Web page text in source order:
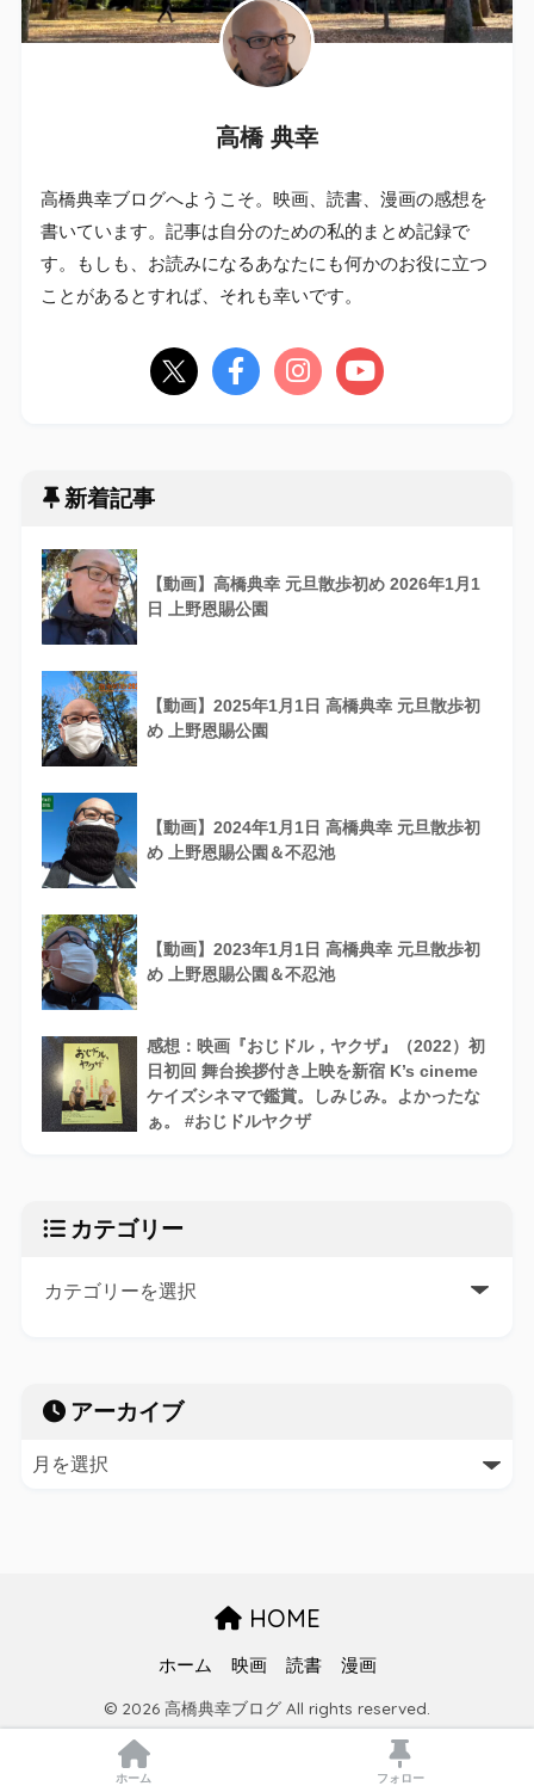
高橋 典幸
高橋典幸ブログへようこそ。映画、読書、漫画の感想を
書いています。記事は自分のための私的まとめ記録で
す。もしも、お読みになるあなたにも何かのお役に立つ
ことがあるとすれば、それも幸いです。
新着記事
【動画】高橋典幸 元旦散歩初め 2026年1月1
日 上野恩賜公園
【動画】2025年1月1日 高橋典幸 元旦散歩初
め 上野恩賜公園
【動画】2024年1月1日 高橋典幸 元旦散歩初
め 上野恩賜公園＆不忍池
【動画】2023年1月1日 高橋典幸 元旦散歩初
め 上野恩賜公園＆不忍池
感想：映画『おじドル，ヤクザ』（2022）初
日初回 舞台挨拶付き上映を新宿 K’s cineme
ケイズシネマで鑑賞。しみじみ。よかったな
ぁ。 #おじドルヤクザ
カテゴリー
アーカイブ
HOME
ホーム 映画 読書 漫画
© 2026 高橋典幸ブログ All rights reserved.
ホーム フォロー